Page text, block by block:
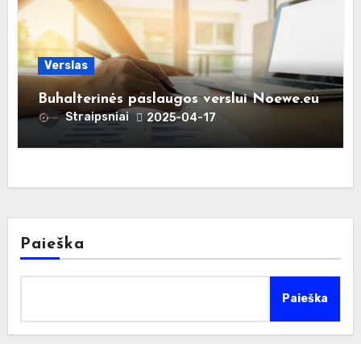
Verslas
Buhalterinės paslaugos verslui Noewe.eu
Straipsniai 2025-04-17
Paieška
Paieška